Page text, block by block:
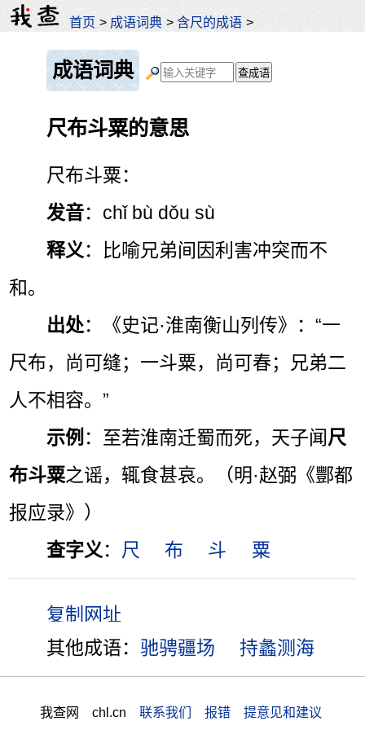
首页 > 成语词典 >含尺的成语 >
成语词典
尺布斗粟的意思
尺布斗粟：
发音：chǐ bù dǒu sù
释义 ：比喻兄弟间因利害冲突而不
和。
出处：《史记·淮南衡山列传》：“一
尺布，尚可缝；一斗粟，尚可春；兄弟二
人不相容。”
示例 ：至若淮南迁蜀而死，天子闻 尺
布斗粟之谣，辄食甚哀。（明·赵弼《酆都
报应录》）
查字义 ： 尺 布 斗 粟
其他成语： 驰骋疆场 持蠡测海
我查网 chl.cn 联系我们 报错 提意见和建议